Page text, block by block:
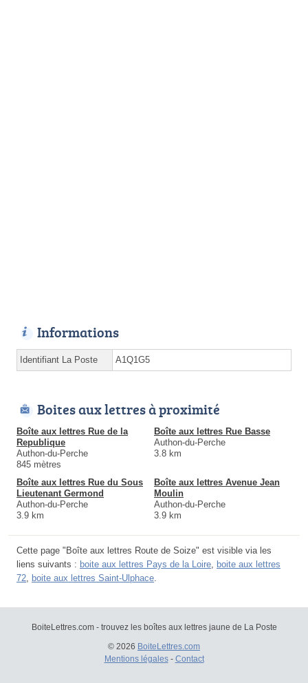
Informations
Identifiant La Poste A1Q1G5
Boites aux lettres à proximité
Boîte aux lettres Rue de la
Republique
Authon-du-Perche
845 mètres
Boîte aux lettres Rue Basse
Authon-du-Perche
3.8 km
Boîte aux lettres Rue du Sous
Lieutenant Germond
Authon-du-Perche
3.9 km
Boîte aux lettres Avenue Jean
Moulin
Authon-du-Perche
3.9 km
Cette page "Boîte aux lettres Route de Soize" est visible via les
liens suivants : boite aux lettres Pays de la Loire boite aux lettres
72 boite aux lettres Saint-Ulphace
BoiteLettres.com - trouvez les boîtes aux lettres jaune de La Poste
© 2026 BoiteLettres.com
Mentions légales- Contact